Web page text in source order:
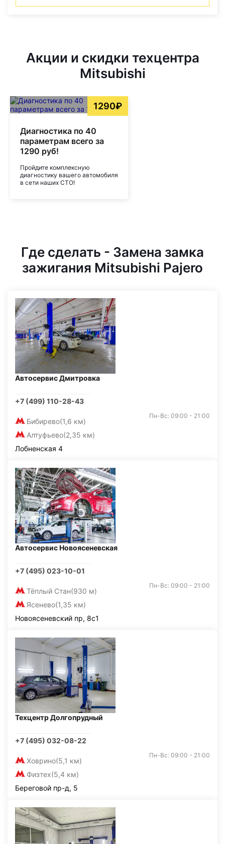
Акции и скидки техцентра
Mitsubishi
1290₽
Диагностика по 40
параметрам всего за
1290 руб!
Пройдите комплексную
диагностику вашего автомобиля
в сети наших СТО!
Где сделать - Замена замка
зажигания Mitsubishi Pajero
Автосервис Дмитровка
+7 (499) 110-28-43
Бибирево(1,6 км)
Алтуфьево(2,35 км)
Пн-Вс: 09:00 - 21:00
Лобненская 4
Автосервис Новоясеневская
+7 (495) 023-10-01
Тёплый Стан(930 м)
Ясенево(1,35 км)
Пн-Вс: 09:00 - 21:00
Новоясеневский пр, 8с1
Техцентр Долгопрудный
+7 (495) 032-08-22
Ховрино(5,1 км)
Физтех(5,4 км)
Пн-Вс: 09:00 - 21:00
Береговой пр-д, 5